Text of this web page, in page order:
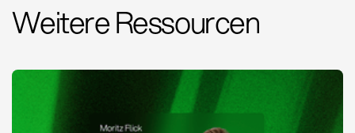
Weitere Ressourcen